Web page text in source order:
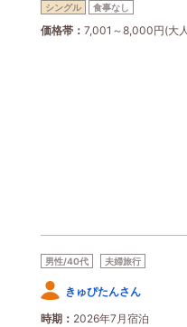
シングル 食事なし
価格帯 7,001～8,000円(大
男性/40代 夫婦旅行
きゅぴたんさん
時期
2026年7月宿泊